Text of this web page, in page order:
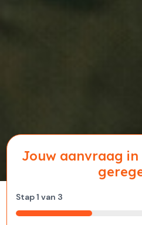
Jouw aanvraag
Stap1 van 3
33%